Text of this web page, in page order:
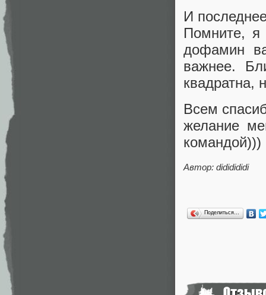
И
Помните, я
дофамин
важнее.
квадратна,
Всем
желание
Автор: dididididi
Поделиться…